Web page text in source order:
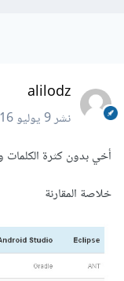
alilodz
نشر9 يوليو 2016
أخي بدون كثرة
خلاصة المقارنة